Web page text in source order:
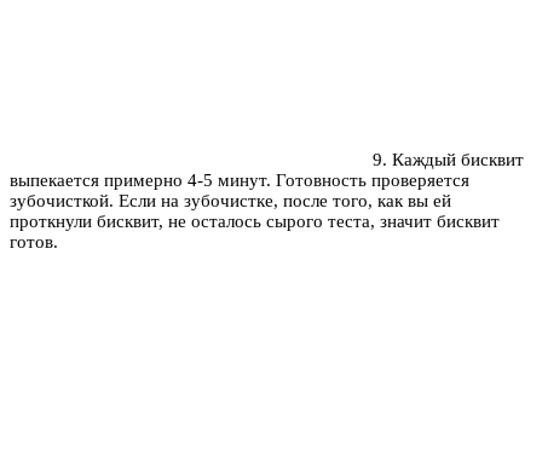
9. Каждый бисквит
выпекается примерно 4-5 минут. Готовность проверяется
зубочисткой. Если на зубочистке, после того, как вы ей
проткнули бисквит, не осталось сырого теста, значит бисквит
готов.